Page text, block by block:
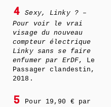
4 Sexy, Linky ? –
Pour voir le vrai
visage du nouveau
compteur électrique
Linky sans se faire
enfumer par ErDF, Le
Passager clandestin,
2018.
5
Pour 19,90 € par